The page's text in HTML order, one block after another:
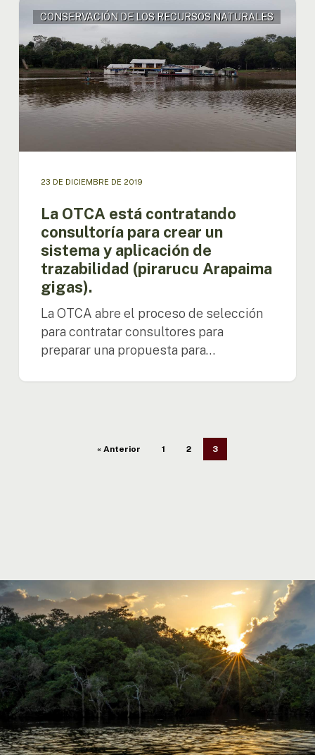
La
OTCA
está
contratando
consultoría
para
crear
un
trazabilidad
Arapaima
gigas).
CONSERVACIÓN DE LOS RECURSOS NATURALES
23 DE DICIEMBRE DE 2019
La OTCA está contratando
consultoría para crear un
sistema y aplicación de
trazabilidad (pirarucu Arapaima
gigas).
La OTCA abre el proceso de selección
para contratar consultores para
preparar una propuesta para…
« Anterior 1 2 3